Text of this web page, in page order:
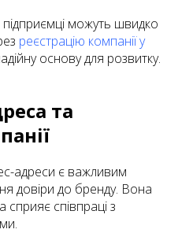
можуть швидко
реєстрацію компанії у
основу для розвитку.
та
адреси є важливим
довіри до бренду. Вона
сприяє співпраці з